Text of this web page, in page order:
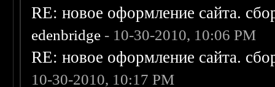
RE: новое оформление сайта.
edenbridge - 10-30-2010, 10:06 PM
RE: новое оформление сайта.
10-30-2010, 10:17 PM